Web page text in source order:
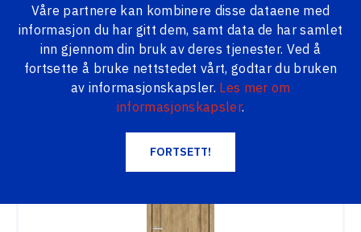
Våre partnere kan kombinere disse dataene med
informasjon du har gitt dem, samt data de har samlet
inn gjennom din bruk av deres tjenester. Ved å
fortsette å bruke nettstedet vårt, godtar du bruken
av informasjonskapsler. Les mer om
informasjonskapsler.
FORTSETT!
Innerdører
FILTER